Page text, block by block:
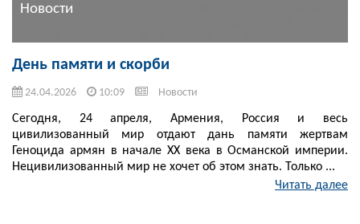
Новости
День памяти и скорби
24.04.2026 10:09 Новости
Сегодня, 24 апреля, Армения, Россия и весь
цивилизованный мир отдают дань памяти жертвам
Геноцида армян в начале XX века в Османской империи.
Нецивилизованный мир не хочет об этом знать. Только ...
Читать далее